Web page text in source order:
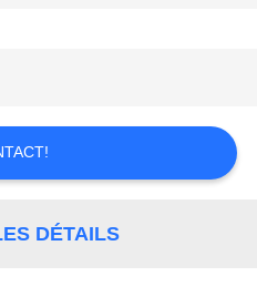
DÉTAILS